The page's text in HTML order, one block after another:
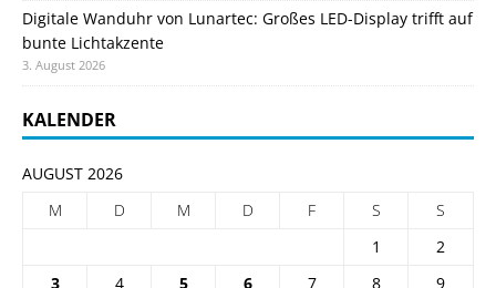
Digitale Wanduhr von Lunartec: Großes LED-Display trifft auf
bunte Lichtakzente
3. August 2026
KALENDER
AUGUST 2026
M
D M D F S
S
1
2
3
4 5 6 7 8 9